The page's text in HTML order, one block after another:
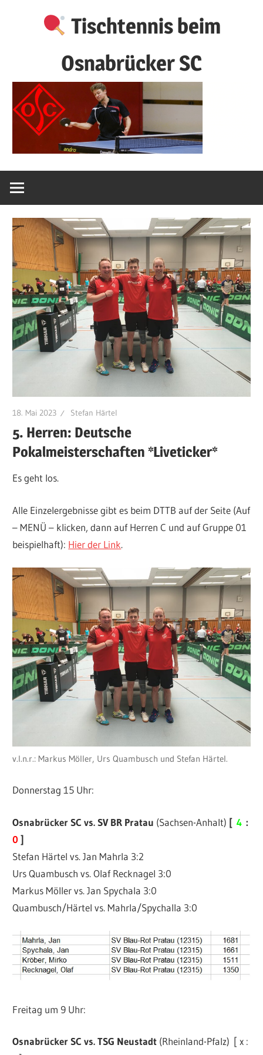
Tischtennis beim
Osnabrücker SC
18. Mai 2023 Stefan Härtel
5. Herren: Deutsche
Pokalmeisterschaften *Liveticker*
Es geht los.
Alle Einzelergebnisse gibt es beim DTTB auf der Seite (Auf
– MENÜ – klicken, dann auf Herren C und auf Gruppe 01
beispielhaft): Hier der Link.
v.l.n.r.: Markus Möller, Urs Quambusch und Stefan Härtel.
Donnerstag 15 Uhr:
Osnabrücker SC vs. SV BR Pratau (Sachsen-Anhalt) [4 :
0 ]
Stefan Härtel vs. Jan Mahrla 3:2
Urs Quambusch vs. Olaf Recknagel 3:0
Markus Möller vs. Jan Spychala 3:0
Quambusch/Härtel vs. Mahrla/Spychalla 3:0
Freitag um 9 Uhr:
Osnabrücker SC vs. TSG Neustadt (Rheinland-Pfalz) [ x :